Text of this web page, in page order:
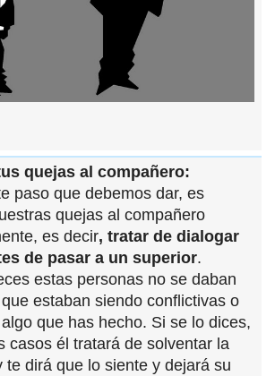
quejas al compañero:
paso que debemos dar, es
quejas al compañero
es decir, tratar de dialogar
de pasar a un superior.
estas personas no se daban
estaban siendo conflictivas o
que has hecho. Si se lo dices,
casos él tratará de solventar la
te dirá que lo siente y dejará su